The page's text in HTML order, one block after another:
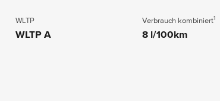
WLTP
WLTP A
Verbrauch kombiniert1
8 l/100km